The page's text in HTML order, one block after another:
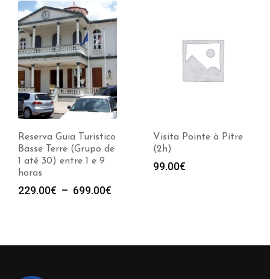
Reserva Guia Turistico
Basse Terre (Grupo de
1 até 30) entre 1 e 9
horas
229.00€ – 699.00€
à
Visita Pointe à Pitre
(2h)
99.00€